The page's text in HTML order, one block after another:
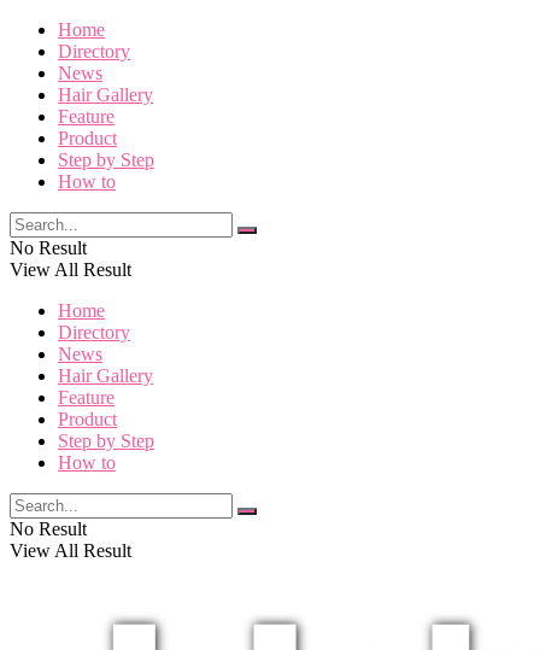
Home
Directory
News
Hair Gallery
Feature
Product
Step by Step
How to
No Result
View All Result
Home
Directory
News
Hair Gallery
Feature
Product
Step by Step
How to
No Result
View All Result